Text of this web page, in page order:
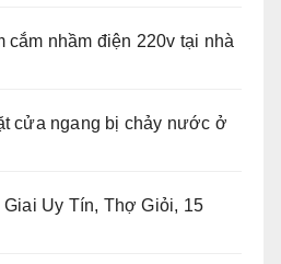
cắm nhầm điện 220v tại nhà
cửa ngang bị chảy nước ở
Uy Tín, Thợ Giỏi, 15